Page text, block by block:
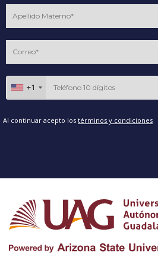
+1
Al continuar acepto los términos y condiciones